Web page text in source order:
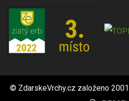
© ZdarskeVrchy.cz založeno